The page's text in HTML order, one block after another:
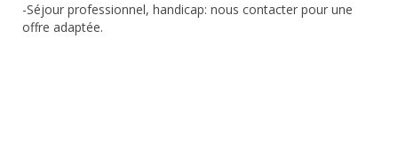
-Séjour professionnel, handicap: nous contacter pour une
offre adaptée.